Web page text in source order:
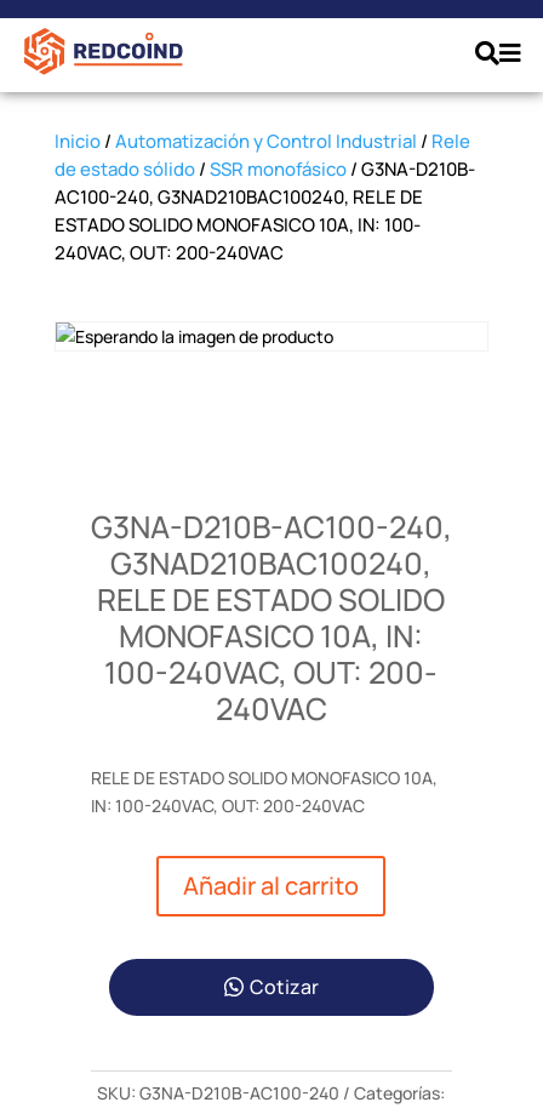
Inicio/Automatización y Control Industrial / Rele
de estado sólido/SSR monofásico/ G3NA-D210B-
AC100-240, G3NAD210BAC100240, RELE DE
ESTADO SOLIDO MONOFASICO 10A, IN: 100-
240VAC, OUT: 200-240VAC
G3NA-D210B-AC100-240,
G3NAD210BAC100240,
RELE DE ESTADO SOLIDO
MONOFASICO 10A, IN:
100-240VAC, OUT: 200-
240VAC
RELE DE ESTADO SOLIDO MONOFASICO 10A,
IN: 100-240VAC, OUT: 200-240VAC
Añadir al carrito
Cotizar
SKU:G3NA-D210B-AC100-240
Categorías: